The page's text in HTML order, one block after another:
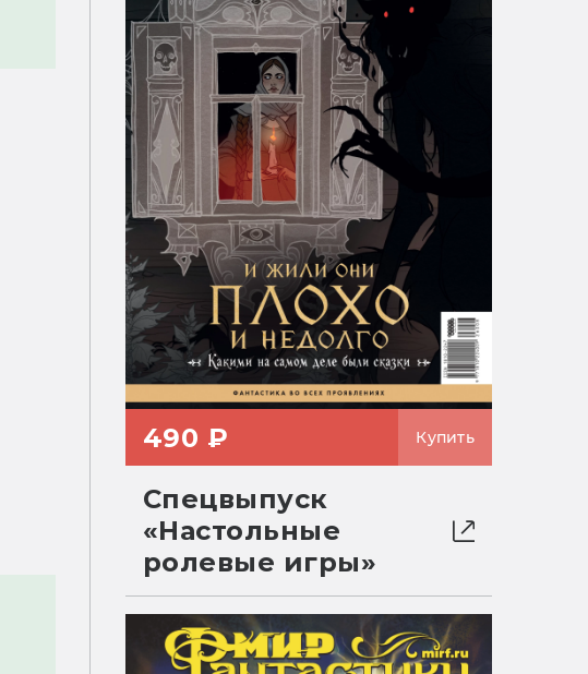
490 ₽ Купить
Спецвыпуск
«Настольные
ролевые игры»